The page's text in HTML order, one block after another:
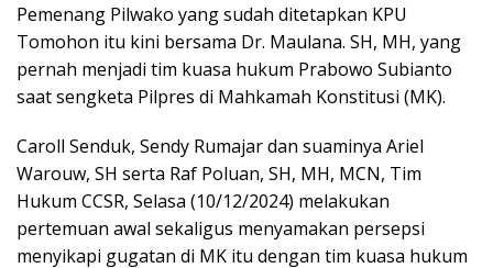
Pemenang Pilwako yang sudah ditetapkan KPU
Tomohon itu kini bersama Dr. Maulana. SH, MH, yang
pernah menjadi tim kuasa hukum Prabowo Subianto
saat sengketa Pilpres di Mahkamah Konstitusi (MK).
Caroll Senduk, Sendy Rumajar dan suaminya Ariel
Warouw, SH serta Raf Poluan, SH, MH, MCN, Tim
Hukum CCSR, Selasa (10/12/2024) melakukan
pertemuan awal sekaligus menyamakan persepsi
menyikapi gugatan di MK itu dengan tim kuasa hukum